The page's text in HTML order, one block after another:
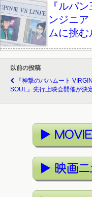
『ルパ
ンジニ
ムに挑む
以前の投稿
『神撃のバハムート VIRGIN
SOUL』先行上映会開催が決